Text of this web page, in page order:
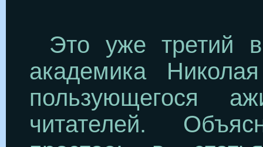
Это уже третий
академика
пользующегося
читателей.